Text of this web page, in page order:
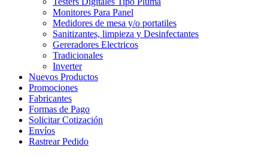
Monitores Para Panel
Medidores de mesa y/o portatiles
Sanitizantes, limpieza y Desinfectantes
Gereradores Electricos
Tradicionales
Inverter
Nuevos Productos
Promociones
Fabricantes
Formas de Pago
Solicitar Cotización
Envíos
Rastrear Pedido